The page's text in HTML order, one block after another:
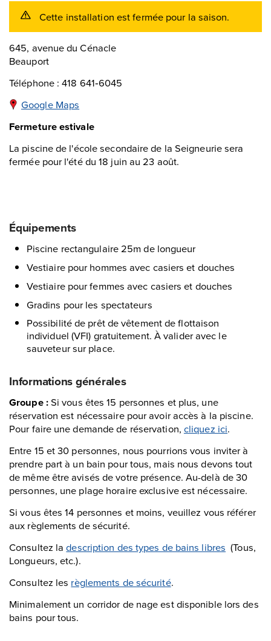
Cette installation estfermée pour la saison.
645, avenue du Cénacle
Beauport
Téléphone : 418 641‑6045
Google Maps
Fermeture estivale
La piscine de l'école secondaire de la Seigneurie sera
fermée pour l'été du 18 juin au 23 août.
Équipements
Piscine rectangulaire 25m de longueur
Vestiaire pour hommes avec casiers et douches
Vestiaire pour femmes avec casiers et douches
Gradins pour les spectateurs
Possibilité de prêt de vêtement de flottaison
individuel (VFI) gratuitement. À valider avec le
sauveteur sur place.
Informations générales
Groupe :Si vous êtes 15 personnes et plus, une
réservation est nécessaire pour avoir accès à la piscine.
Pour faire une demande de réservation, cliquez ici.
Entre 15 et 30 personnes, nous pourrions vous inviter à
prendre part à un bain pour tous, mais nous devons tout
de même être avisés de votre présence. Au-delà de 30
personnes, une plage horaire exclusive est nécessaire.
Si vous êtes 14 personnes et moins, veuillez vous référer
aux règlements de sécurité.
Consultez ladescription des types de bains libres (Tous,
Longueurs, etc.).
Consultez les règlements de sécurité.
Minimalement un corridor de nage est disponible lors des
bains pour tous.